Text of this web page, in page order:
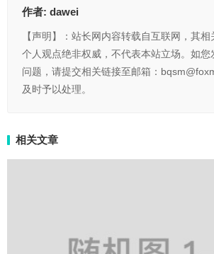
作者: dawei
【声明】：站长网内容转载自互联网，其
个人观点绝非权威，不代表本站立场。如您
问题，请提交相关链接至邮箱：
及时予以处理。
相关文章